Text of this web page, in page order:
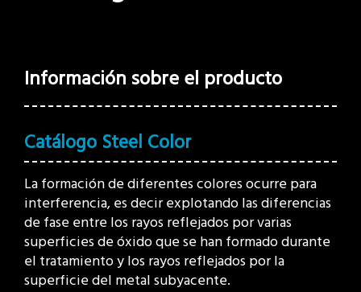
Información sobre el producto
Catálogo Steel Color
La formación de diferentes colores ocurre para
interferencia, es decir explotando las diferencias
de fase entre los rayos reflejados por varias
superficies de óxido que se han formado durante
el tratamiento y los rayos reflejados por la
superficie del metal subyacente.